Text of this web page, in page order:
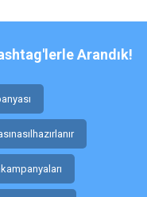
Arandık!